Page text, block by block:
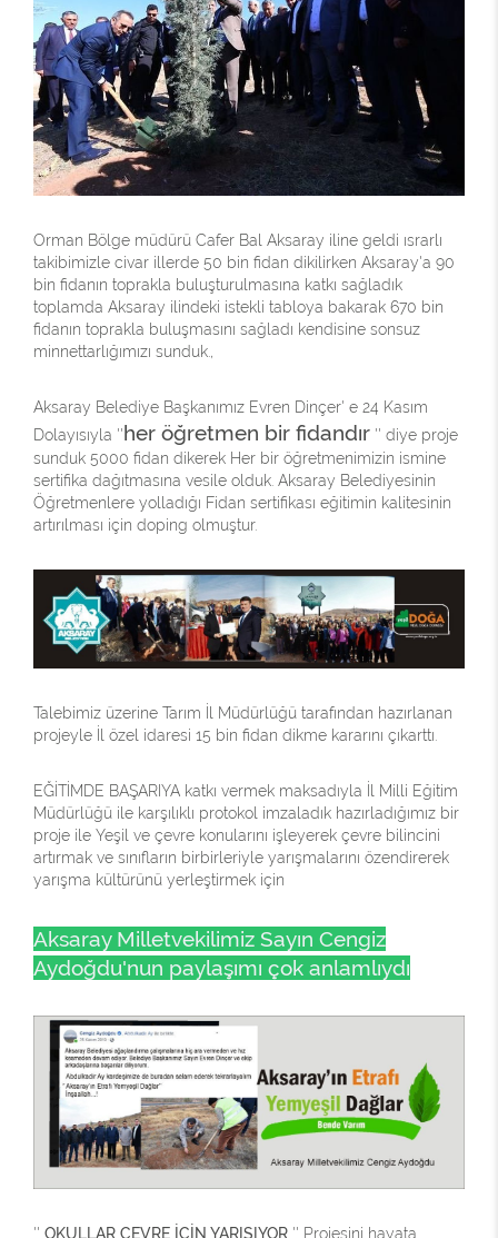
Orman Bölge müdürü Cafer Bal Aksaray iline geldi ısrarlı
takibimizle civar illerde 50 bin fidan dikilirken Aksaray'a 90
bin fidanın toprakla buluşturulmasına katkı sağladık
toplamda Aksaray ilindeki istekli tabloya bakarak 670 bin
fidanın toprakla buluşmasını sağladı kendisine sonsuz
minnettarlığımızı sunduk.,
Aksaray Belediye Başkanımız Evren Dinçer' e 24 Kasım
Dolayısıyla ''her öğretmen bir fidandır '' diye proje
sunduk 5000 fidan dikerek Her bir öğretmenimizin ismine
sertifika dağıtmasına vesile olduk. Aksaray Belediyesinin
Öğretmenlere yolladığı Fidan sertifikası eğitimin kalitesinin
artırılması için doping olmuştur.
Talebimiz üzerine Tarım İl Müdürlüğü tarafından hazırlanan
projeyle İl özel idaresi 15 bin fidan dikme kararını çıkarttı.
EĞİTİMDE BAŞARIYA katkı vermek maksadıyla İl Milli Eğitim
Müdürlüğü ile karşılıklı protokol imzaladık hazırladığımız bir
proje ile Yeşil ve çevre konularını işleyerek çevre bilincini
artırmak ve sınıfların birbirleriyle yarışmalarını özendirerek
yarışma kültürünü yerleştirmek için
Aksaray Milletvekilimiz Sayın Cengiz
Aydoğdu'nun paylaşımı çok anlamlıydı
'' OKULLAR ÇEVRE İÇİN YARIŞIYOR '' Projesini hayata